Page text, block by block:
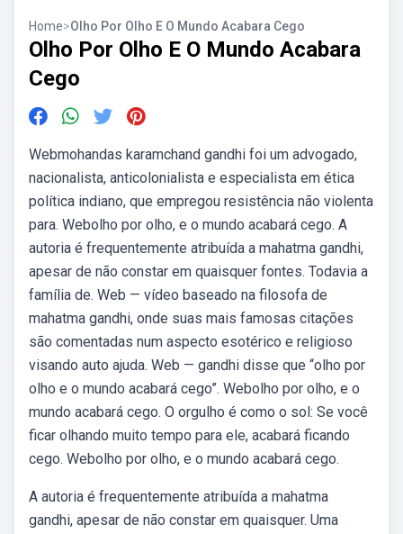
Home>Olho Por Olho E O Mundo Acabara Cego
Olho Por Olho E O Mundo Acabara
Cego
Webmohandas karamchand gandhi foi um advogado,
nacionalista, anticolonialista e especialista em ética
política indiano, que empregou resistência não violenta
para. Webolho por olho, e o mundo acabará cego. A
autoria é frequentemente atribuída a mahatma gandhi,
apesar de não constar em quaisquer fontes. Todavia a
família de. Web — vídeo baseado na filosofa de
mahatma gandhi, onde suas mais famosas citações
são comentadas num aspecto esotérico e religioso
visando auto ajuda. Web — gandhi disse que “olho por
olho e o mundo acabará cego”. Webolho por olho, e o
mundo acabará cego. O orgulho é como o sol: Se você
ficar olhando muito tempo para ele, acabará ficando
cego. Webolho por olho, e o mundo acabará cego.
A autoria é frequentemente atribuída a mahatma
gandhi, apesar de não constar em quaisquer. Uma